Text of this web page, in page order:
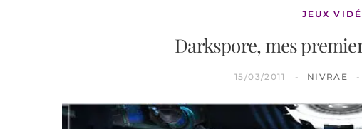
JEUX
Darkspore, mes
15/03/2011 NIVRAE